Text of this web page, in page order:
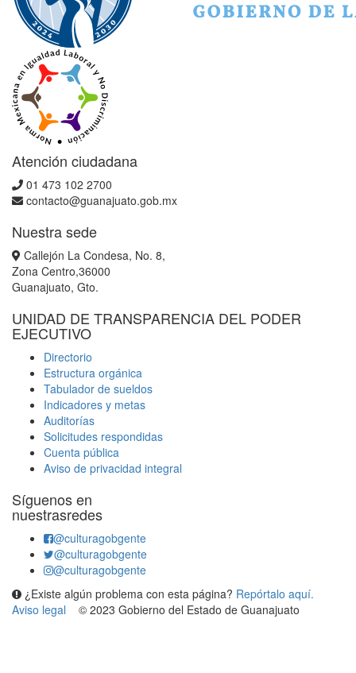
Atención ciudadana
01 473 102 2700
contacto@guanajuato.gob.mx
Nuestra sede
Callejón La Condesa, No. 8,
Zona Centro,36000
Guanajuato, Gto.
UNIDAD DE TRANSPARENCIA DEL PODER
EJECUTIVO
Directorio
Estructura orgánica
Tabulador de sueldos
Indicadores y metas
Auditorías
Solicitudes respondidas
Cuenta pública
Aviso de privacidad integral
Síguenos en
nuestrasredes
@culturagobgente
@culturagobgente
@culturagobgente
¿Existe algún problema con esta página? Repórtalo aquí.
Aviso legal
© 2023 Gobierno del Estado de Guanajuato